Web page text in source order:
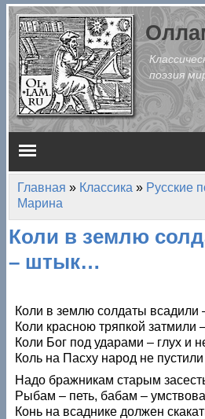
Перейти к основному содержанию
поэзия
Главное меню
Вы здесь
Главная » Классика » Русские
Марина
Коли в землю
– штык…
Коли в землю солдаты всадили
Коли красною тряпкой затмили
Коли Бог под ударами – глух и
Коль на Пасху народ не
Надо бражникам старым
Рыбам – петь, бабам –
Конь на всаднике должен